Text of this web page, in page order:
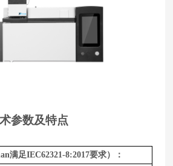
参数及特点
满足IEC62321-8:2017要求）：